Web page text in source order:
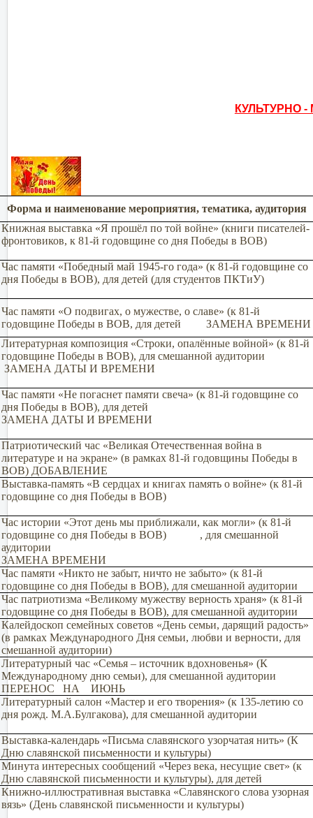
КУЛЬТУРНО
Форма и наименование мероприятия, тематика, аудитория
Книжная выставка «Я прошёл по той войне» (книги писателей-
фронтовиков, к 81-й годовщине со дня Победы в ВОВ)
Час памяти «Победный май 1945-го года» (к 81-й годовщине со
дня Победы в ВОВ), для детей (для студентов ПКТиУ)
Час памяти «О подвигах, о мужестве, о славе» (к 81-й
годовщине Победы в ВОВ, для детей ЗАМЕНА ВРЕМЕНИ
Литературная композиция «Строки, опалённые войной» (к 81-й
годовщине Победы в ВОВ), для смешанной аудитории
ЗАМЕНА ДАТЫ И ВРЕМЕНИ
Час памяти «Не погаснет памяти свеча» (к 81-й годовщине со
дня Победы в ВОВ), для детей
ЗАМЕНА ДАТЫ И ВРЕМЕНИ
Патриотический час «Великая Отечественная война в
литературе и на экране» (в рамках 81-й годовщины Победы в
ВОВ) ДОБАВЛЕНИЕ
Выставка-память «В сердцах и книгах память о войне» (к 81-й
годовщине со дня Победы в ВОВ)
Час истории «Этот день мы приближали, как могли» (к 81-й
годовщине со дня Победы в ВОВ) , для смешанной
аудитории
ЗАМЕНА ВРЕМЕНИ
Час памяти «Никто не забыт, ничто не забыто» (к 81-й
годовщине со дня Победы в ВОВ), для смешанной аудитории
Час патриотизма «Великому мужеству верность храня» (к 81-й
годовщине со дня Победы в ВОВ), для смешанной аудитории
Калейдоскоп семейных советов «День семьи, дарящий радость»
(в рамках Международного Дня семьи, любви и верности, для
смешанной аудитории)
Литературный час «Семья – источник вдохновенья» (К
Международному дню семьи), для смешанной аудитории
ПЕРЕНОС НА ИЮНЬ
Литературный салон «Мастер и его творения» (к 135-летию со
дня рожд. М.А.Булгакова), для смешанной аудитории
Выставка-календарь «Письма славянского узорчатая нить» (К
Дню славянской письменности и культуры)
Минута интересных сообщений «Через века, несущие свет» (к
Дню славянской письменности и культуры), для детей
Книжно-иллюстративная выставка «Славянского слова узорная
вязь» (День славянской письменности и культуры)